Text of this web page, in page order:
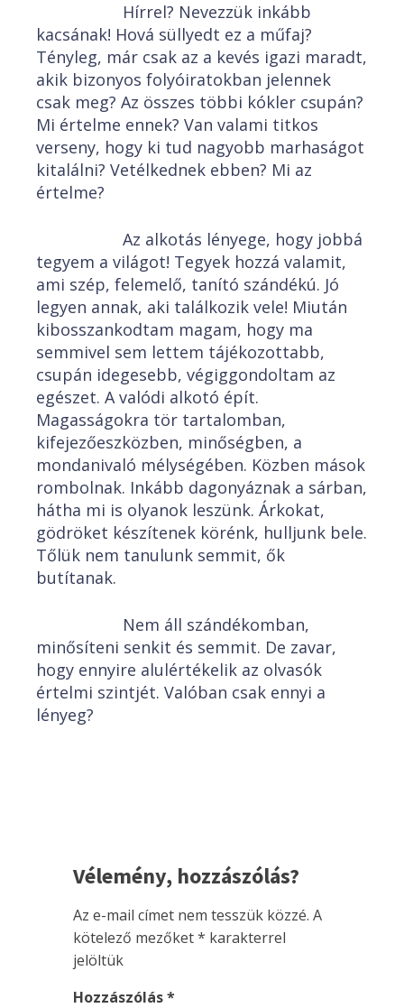
Hírrel? Nevezzük inkább
kacsának! Hová süllyedt ez a műfaj?
Tényleg, már csak az a kevés igazi maradt,
akik bizonyos folyóiratokban jelennek
csak meg? Az összes többi kókler csupán?
Mi értelme ennek? Van valami titkos
verseny, hogy ki tud nagyobb marhaságot
kitalálni? Vetélkednek ebben? Mi az
értelme?
Az alkotás lényege, hogy jobbá
tegyem a világot! Tegyek hozzá valamit,
ami szép, felemelő, tanító szándékú. Jó
legyen annak, aki találkozik vele! Miután
kibosszankodtam magam, hogy ma
semmivel sem lettem tájékozottabb,
csupán idegesebb, végiggondoltam az
egészet. A valódi alkotó épít.
Magasságokra tör tartalomban,
kifejezőeszközben, minőségben, a
mondanivaló mélységében. Közben mások
rombolnak. Inkább dagonyáznak a sárban,
hátha mi is olyanok leszünk. Árkokat,
gödröket készítenek körénk, hulljunk bele.
Tőlük nem tanulunk semmit, ők
butítanak.
Nem áll szándékomban,
minősíteni senkit és semmit. De zavar,
hogy ennyire alulértékelik az olvasók
értelmi szintjét. Valóban csak ennyi a
lényeg?
Vélemény, hozzászólás?
Az e-mail címet nem tesszük közzé. A
kötelező mezőket* karakterrel
jelöltük
Hozzászólás*